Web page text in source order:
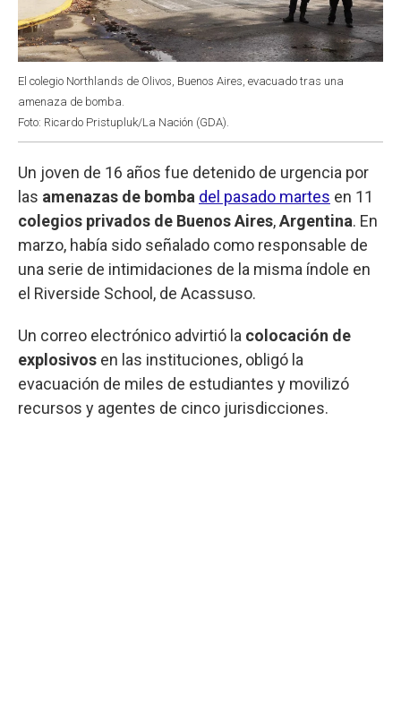
El colegio Northlands de Olivos, Buenos Aires, evacuado tras una
amenaza de bomba.
Foto: Ricardo Pristupluk/La Nación (GDA).
Un joven de 16 años fue detenido de urgencia por
las amenazas de bomba del pasado martes en 11
colegios privados de Buenos Aires,Argentina. En
marzo, había sido señalado como responsable de
una serie de intimidaciones de la misma índole en
el Riverside School, de Acassuso.
Un correo electrónico advirtió la colocación de
explosivos en las instituciones, obligó la
evacuación de miles de estudiantes y movilizó
recursos y agentes de cinco jurisdicciones.